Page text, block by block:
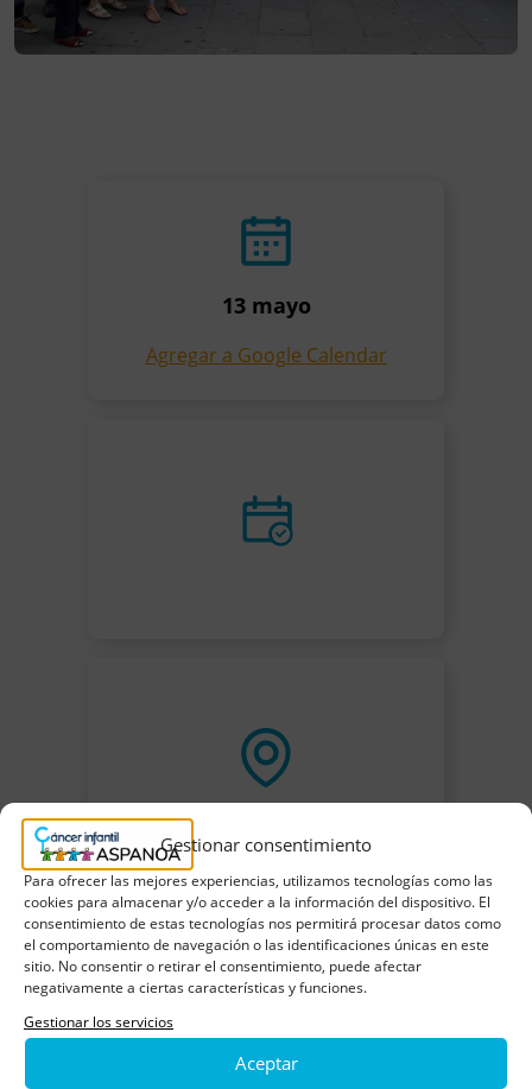
Gestionar consentimiento
Para ofrecer las mejores experiencias, utilizamos tecnologías como las
cookies para almacenar y/o acceder a la información del dispositivo. El
consentimiento de estas tecnologías nos permitirá procesar datos como
el comportamiento de navegación o las identificaciones únicas en este
sitio. No consentir o retirar el consentimiento, puede afectar
negativamente a ciertas características y funciones.
Gestionar los servicios
Aceptar
13 mayo
Agregar a Google Calendar